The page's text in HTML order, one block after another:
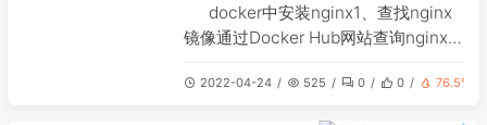
docker中安装nginx1、查找nginx
镜像通过Docker Hub网站查询nginx镜
3.1页面点进去后在右上方有docker拉
2022-04-24 525 0 0 76.5℃